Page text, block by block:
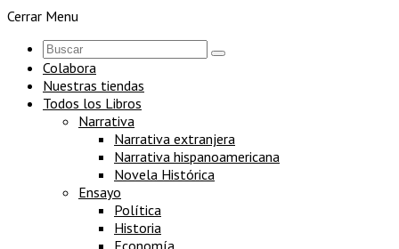
Cerrar Menu
Colabora
Nuestras tiendas
Todos los Libros
Narrativa
Narrativa extranjera
Narrativa hispanoamericana
Novela Histórica
Ensayo
Política
Historia
Economía